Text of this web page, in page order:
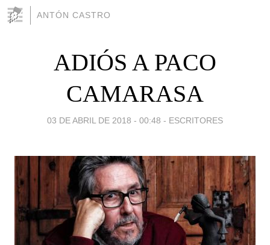
ANTÓN CASTRO
ADIÓS A PACO
CAMARASA
03 DE ABRIL DE 2018 - 00:48 - ESCRITORES